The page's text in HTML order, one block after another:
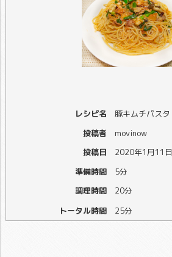
レシピ名
豚キムチパスタ
投稿者
movinow
投稿日
2020年1月11日
準備時間
5分
調理時間
20分
トータル時間
25分